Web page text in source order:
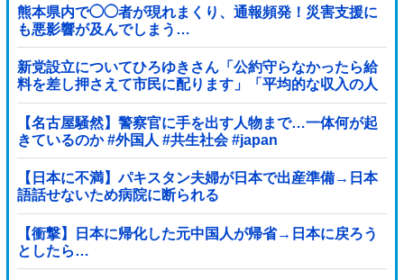
熊本県内で◯◯者が現れまくり、通報頻発！災害支援に
も悪影響が及んでしまう…
新党設立についてひろゆきさん「公約守らなかったら給
料を差し押さえて市民に配ります」「平均的な収入の人
が結婚できるようにしなければならない」
【名古屋騒然】警察官に手を出す人物まで…一体何が起
きているのか #外国人 #共生社会 #japan
【日本に不満】パキスタン夫婦が日本で出産準備→日本
語話せないため病院に断られる
【衝撃】日本に帰化した元中国人が帰省→日本に戻ろう
としたら…